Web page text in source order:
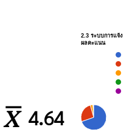
4.64
2.3 ระบบการแจ้ง
ผลคะแนน